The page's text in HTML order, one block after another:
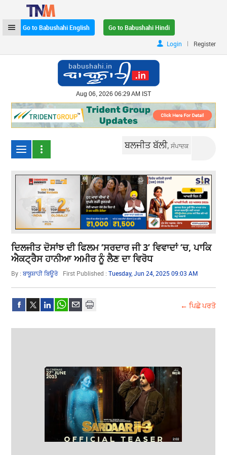
Go to Babushahi English
Go to Babushahi Hindi
Login
| Register
Aug 06, 2026 06:29 AM IST
ਬਲਜੀਤ ਬੱਲੀ,ਸੰਪਾਦਕ
ਦਿਲਜੀਤ ਦੋਸਾਂਝ ਦੀ ਫਿਲਮ ’ਸਰਦਾਰ ਜੀ 3’ ਵਿਵਾਦਾਂ ’ਚ, ਪਾਕਿ
ਐਕਟ੍ਰੈਸ ਹਾਨੀਆ ਅਮੀਰ ਨੂੰ ਲੈਣ ਦਾ ਵਿਰੋਧ
By :ਬਾਬੂਸ਼ਾਹੀ ਬਿਊਰੋ First Published :Tuesday, Jun 24, 2025 09:03 AM
← ਪਿਛੇ ਪਰਤੋ